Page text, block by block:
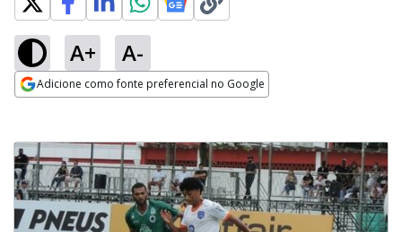
A+ A-
Adicione como fonte preferencial no Google